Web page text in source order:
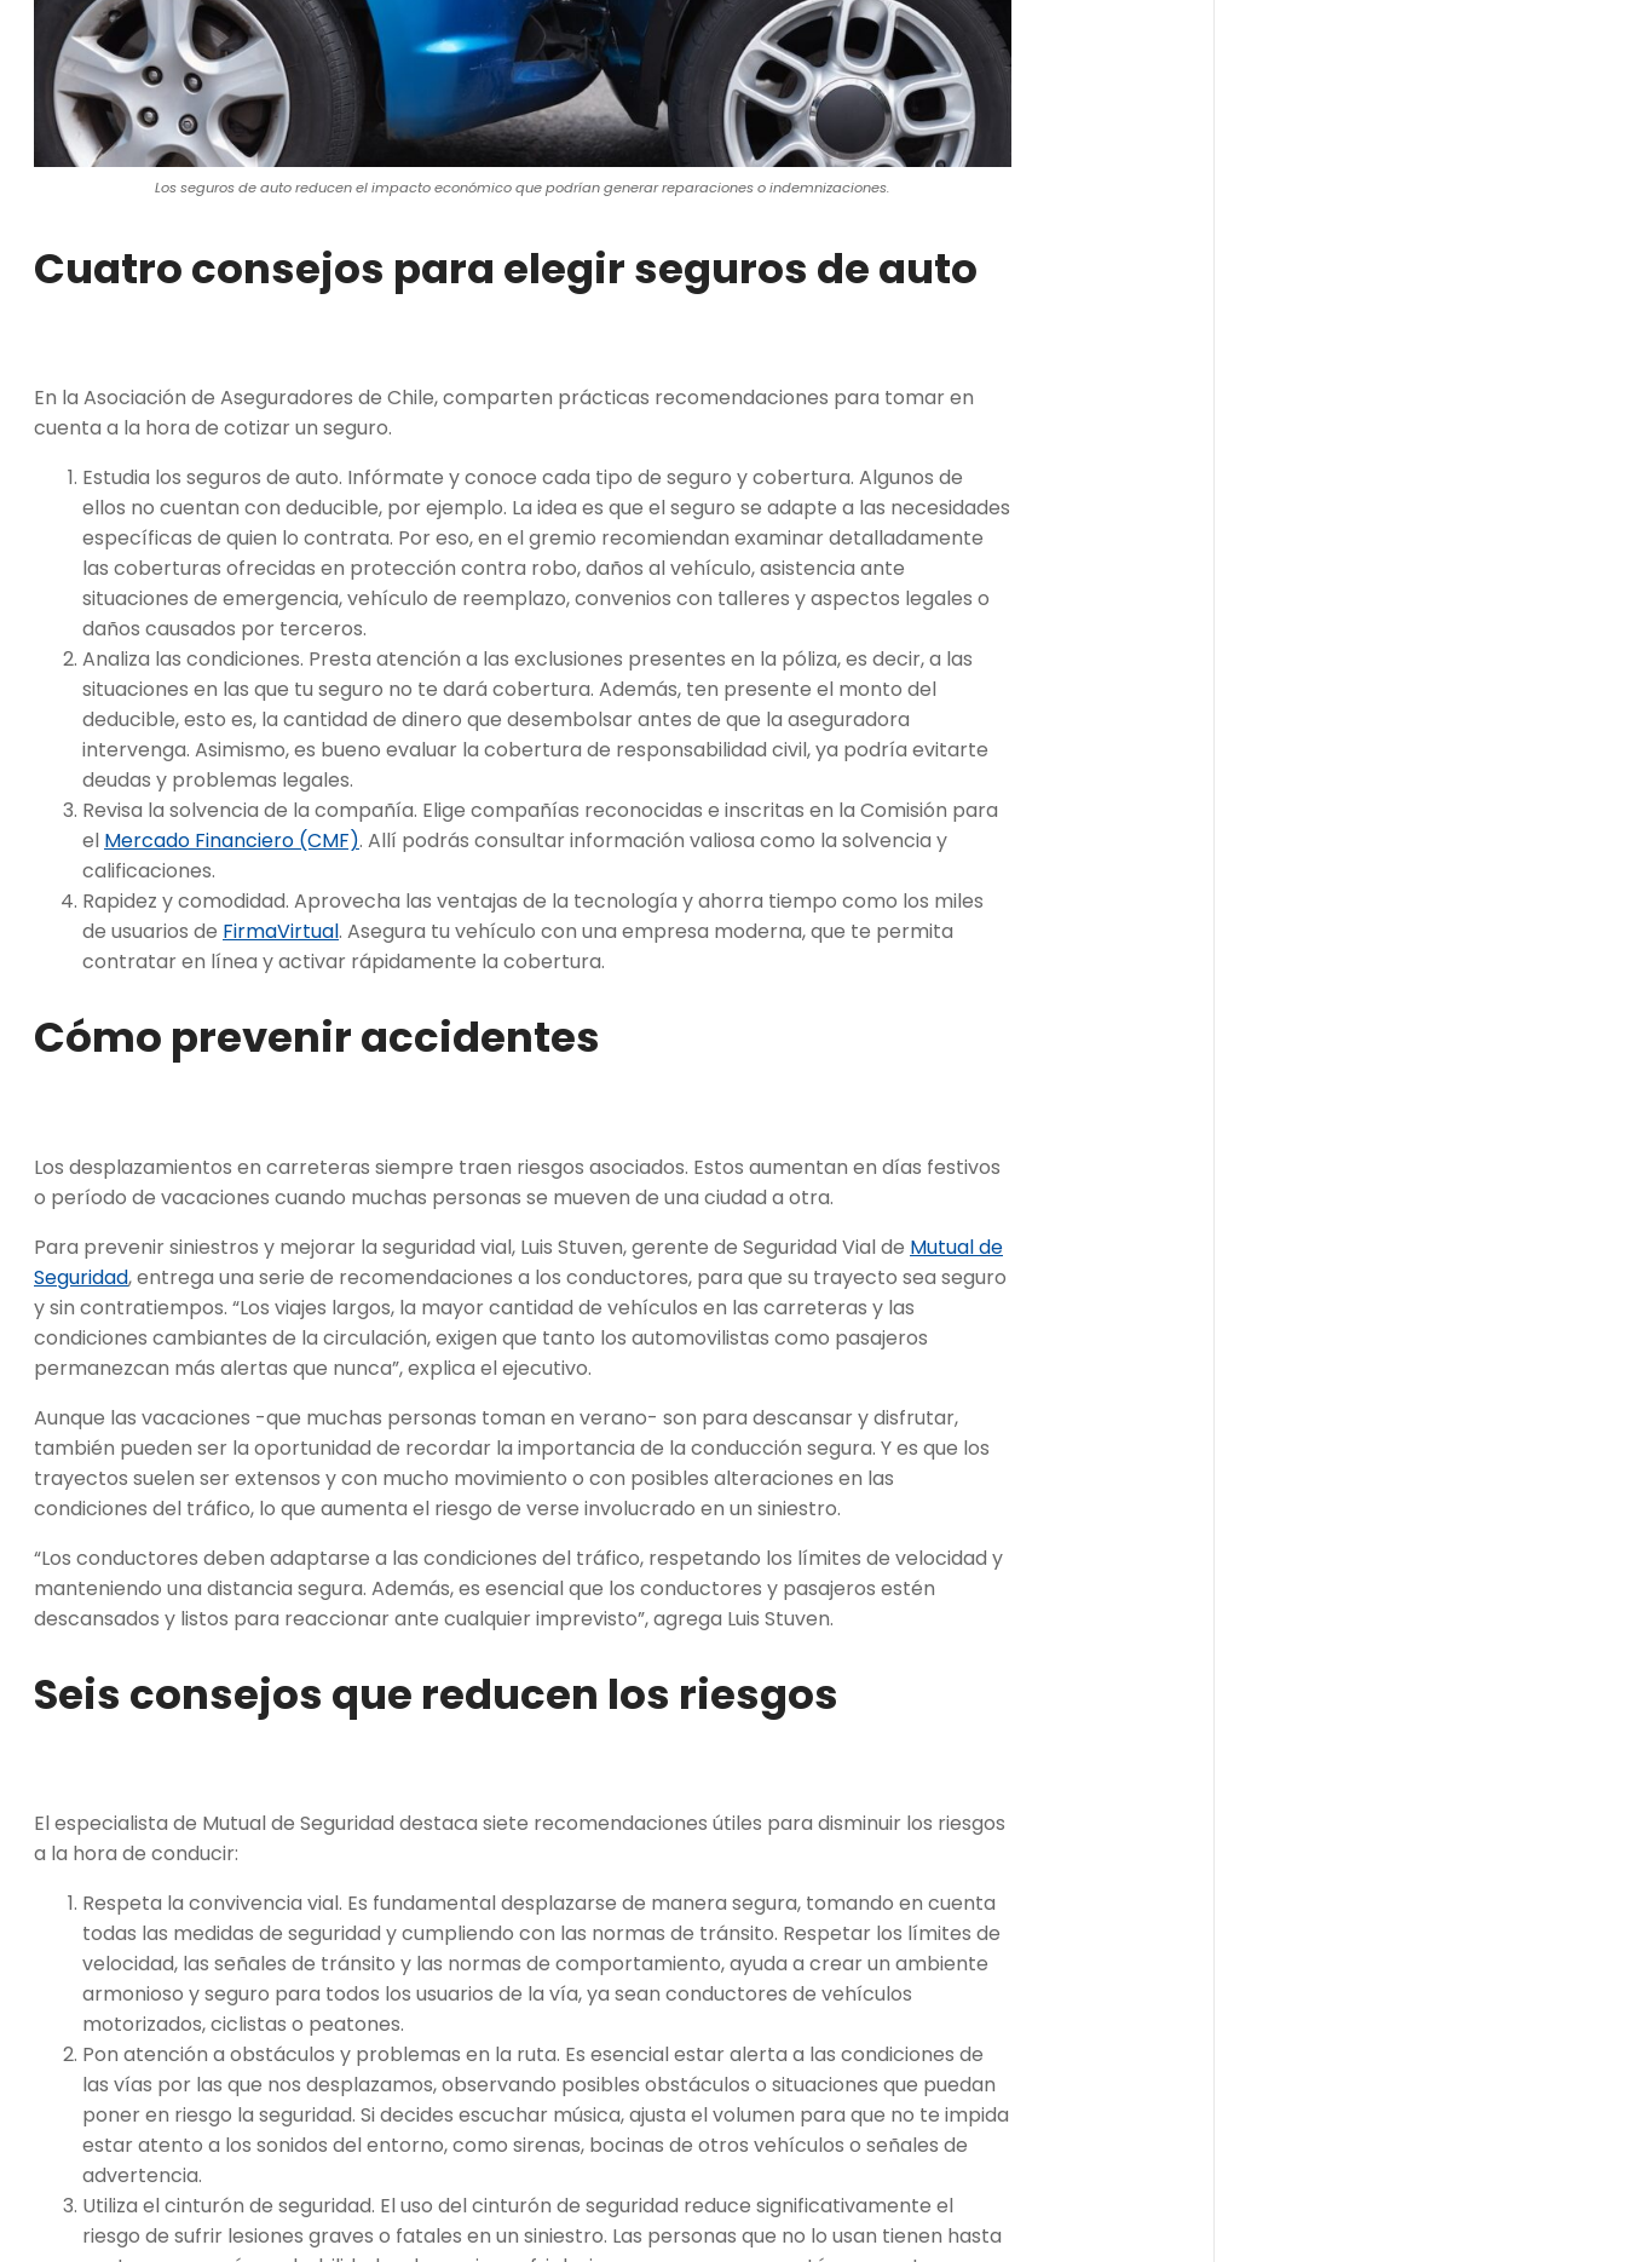
Los seguros de auto reducen el impacto económico que podrían generar reparaciones o indemnizaciones.
Cuatro consejos para elegir seguros de auto
En la Asociación de Aseguradores de Chile, comparten prácticas recomendaciones para tomar en
cuenta a la hora de cotizar un seguro.
Estudia los seguros de auto. Infórmate y conoce cada tipo de seguro y cobertura. Algunos de
ellos no cuentan con deducible, por ejemplo. La idea es que el seguro se adapte a las necesidades
específicas de quien lo contrata. Por eso, en el gremio recomiendan examinar detalladamente
las coberturas ofrecidas en protección contra robo, daños al vehículo, asistencia ante
situaciones de emergencia, vehículo de reemplazo, convenios con talleres y aspectos legales o
daños causados por terceros.
Analiza las condiciones. Presta atención a las exclusiones presentes en la póliza, es decir, a las
situaciones en las que tu seguro no te dará cobertura. Además, ten presente el monto del
deducible, esto es, la cantidad de dinero que desembolsar antes de que la aseguradora
intervenga. Asimismo, es bueno evaluar la cobertura de responsabilidad civil, ya podría evitarte
deudas y problemas legales.
Revisa la solvencia de la compañía. Elige compañías reconocidas e inscritas en la Comisión para
el Mercado Financiero (CMF). Allí podrás consultar información valiosa como la solvencia y
calificaciones.
Rapidez y comodidad. Aprovecha las ventajas de la tecnología y ahorra tiempo como los miles
de usuarios de FirmaVirtual. Asegura tu vehículo con una empresa moderna, que te permita
contratar en línea y activar rápidamente la cobertura.
Cómo prevenir accidentes
Los desplazamientos en carreteras siempre traen riesgos asociados. Estos aumentan en días festivos
o período de vacaciones cuando muchas personas se mueven de una ciudad a otra.
Para prevenir siniestros y mejorar la seguridad vial, Luis Stuven, gerente de Seguridad Vial de Mutual de
Seguridad, entrega una serie de recomendaciones a los conductores, para que su trayecto sea seguro
y sin contratiempos. “Los viajes largos, la mayor cantidad de vehículos en las carreteras y las
condiciones cambiantes de la circulación, exigen que tanto los automovilistas como pasajeros
permanezcan más alertas que nunca”, explica el ejecutivo.
Aunque las vacaciones -que muchas personas toman en verano- son para descansar y disfrutar,
también pueden ser la oportunidad de recordar la importancia de la conducción segura. Y es que los
trayectos suelen ser extensos y con mucho movimiento o con posibles alteraciones en las
condiciones del tráfico, lo que aumenta el riesgo de verse involucrado en un siniestro.
“Los conductores deben adaptarse a las condiciones del tráfico, respetando los límites de velocidad y
manteniendo una distancia segura. Además, es esencial que los conductores y pasajeros estén
descansados y listos para reaccionar ante cualquier imprevisto”, agrega Luis Stuven.
Seis consejos que reducen los riesgos
El especialista de Mutual de Seguridad destaca siete recomendaciones útiles para disminuir los riesgos
a la hora de conducir:
Respeta la convivencia vial. Es fundamental desplazarse de manera segura, tomando en cuenta
todas las medidas de seguridad y cumpliendo con las normas de tránsito. Respetar los límites de
velocidad, las señales de tránsito y las normas de comportamiento, ayuda a crear un ambiente
armonioso y seguro para todos los usuarios de la vía, ya sean conductores de vehículos
motorizados, ciclistas o peatones.
Pon atención a obstáculos y problemas en la ruta. Es esencial estar alerta a las condiciones de
las vías por las que nos desplazamos, observando posibles obstáculos o situaciones que puedan
poner en riesgo la seguridad. Si decides escuchar música, ajusta el volumen para que no te impida
estar atento a los sonidos del entorno, como sirenas, bocinas de otros vehículos o señales de
advertencia.
Utiliza el cinturón de seguridad. El uso del cinturón de seguridad reduce significativamente el
riesgo de sufrir lesiones graves o fatales en un siniestro. Las personas que no lo usan tienen hasta